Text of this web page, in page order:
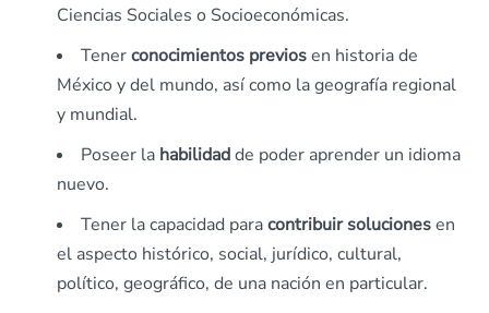
Ciencias Sociales o Socioeconómicas.
Tenerconocimientos previosen historia de
México y del mundo, así como la geografía regional
y mundial.
Poseer la habilidadde poder aprender un idioma
nuevo.
Tener la capacidad paracontribuirsolucionesen
el aspecto histórico, social, jurídico, cultural,
político, geográfico, de una nación en particular.